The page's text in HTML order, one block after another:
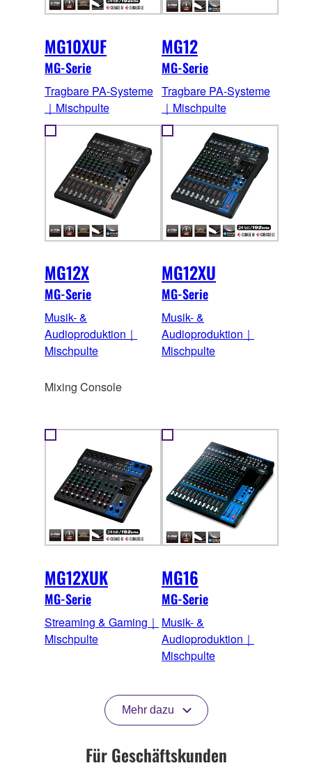
MG10XUF
MG-Serie
Tragbare PA-Systeme
｜Mischpulte
MG12
MG-Serie
Tragbare PA-Systeme
｜Mischpulte
MG12X
MG-Serie
Musik- &
Audioproduktion｜
Mischpulte
Mixing Console
MG12XU
MG-Serie
Musik- &
Audioproduktion｜
Mischpulte
MG12XUK
MG-Serie
Streaming & Gaming｜
Mischpulte
MG16
MG-Serie
Musik- &
Audioproduktion｜
Mischpulte
Mehr dazu
Für Geschäftskunden